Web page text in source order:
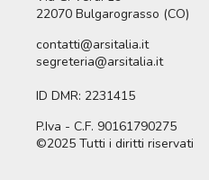
22070 Bulgarograsso (CO)
contatti@arsitalia.it
segreteria@arsitalia.it
ID DMR: 2231415
P.Iva - C.F. 90161790275
©2025 Tutti i diritti riservati